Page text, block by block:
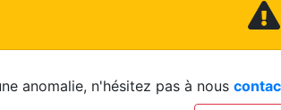
anomalie, n'hésitez pas à nous